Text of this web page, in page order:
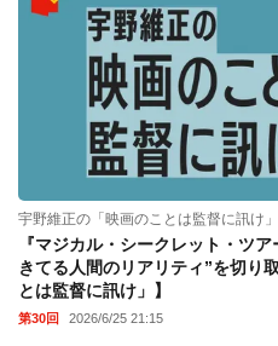
宇野維正の「映画のことは監督に訊け」
『マジカル・シークレット・ツ
きてる人間のリアリティ”を切り
とは監督に訊け」】
第30回 2026/6/25 21:15